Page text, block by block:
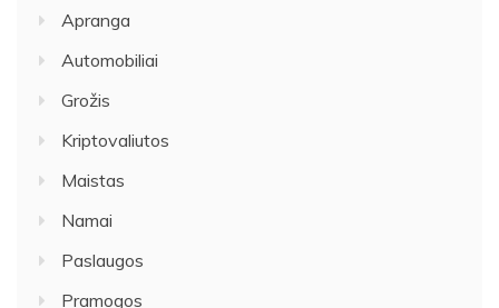
Apranga
Automobiliai
Grožis
Kriptovaliutos
Maistas
Namai
Paslaugos
Pramogos